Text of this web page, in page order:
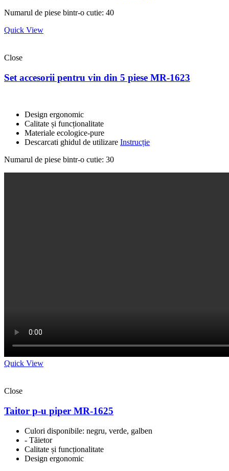
Numarul de piese bintr-o cutie: 40
Quick View
Close
Set accesorii pentru vin din 5 piese MR-1623
Design ergonomic
Calitate și funcționalitate
Materiale ecologice-pure
Descarcati ghidul de utilizare Instrucție
Numarul de piese bintr-o cutie: 30
Quick View
Close
Taitor p-u piper MR-1625
Culori disponibile: negru, verde, galben
- Tăietor
Calitate și funcționalitate
Design ergonomic